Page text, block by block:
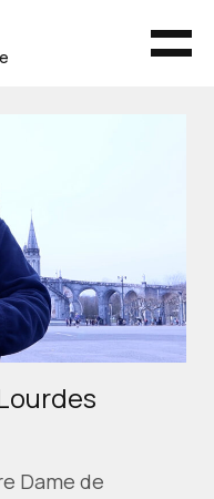
Dame de